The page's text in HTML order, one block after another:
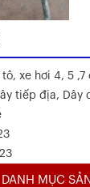
xe hơi 4, 5
tiếp địa, Dây
DANH MỤC